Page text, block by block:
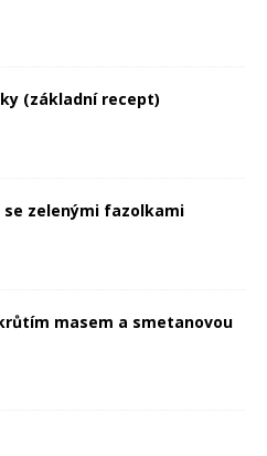
(základní recept)
se zelenými fazolkami
masem a smetanovou